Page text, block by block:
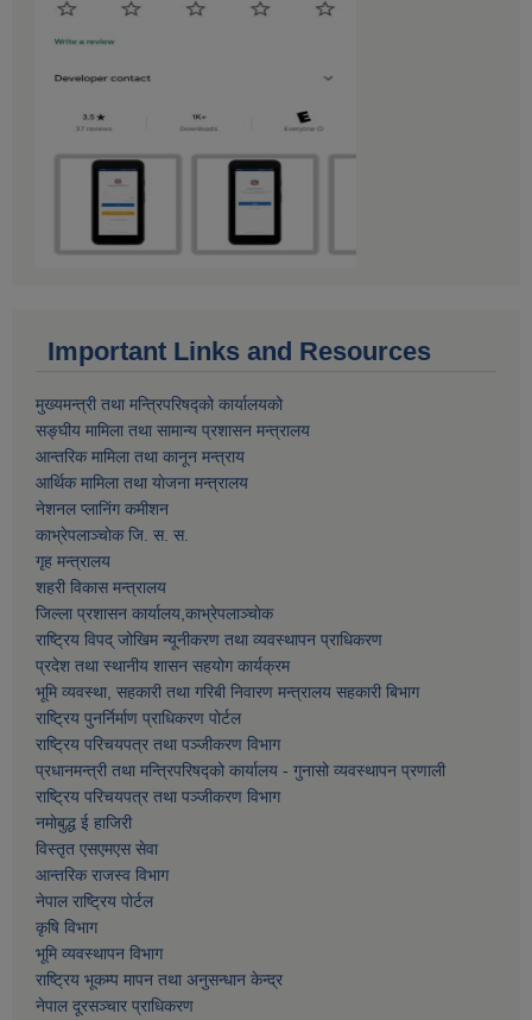
Important Links and Resources
मुख्यमन्त्री तथा मन्त्रिपरिषद्को कार्यालयको
सङ्घीय मामिला तथा सामान्य प्रशासन मन्त्रालय
आन्तरिक मामिला तथा कानून मन्त्राय
आर्थिक मामिला तथा याेजना मन्त्रालय
नेशनल प्लानिंग कमीशन
काभ्रेपलाञ्चाेक जि. स. स.
गृह मन्त्रालय
शहरी विकास मन्त्रालय
जिल्ला प्रशासन कार्यालय,काभ्रेपलाञ्चाेक
राष्ट्रिय विपद् जोखिम न्यूनीकरण तथा व्यवस्थापन प्राधिकरण
प्रदेश तथा स्थानीय शासन सहयोग कार्यक्रम
भूमि व्यवस्था, सहकारी तथा गरिबी निवारण मन्त्रालय सहकारी बिभाग
राष्ट्रिय पुनर्निर्माण प्राधिकरण पोर्टल
राष्ट्रिय परिचयपत्र तथा पञ्जीकरण विभाग
प्रधानमन्त्री तथा मन्त्रिपरिषद्को कार्यालय - गुनासो व्यवस्थापन प्रणाली
राष्ट्रिय परिचयपत्र तथा पञ्जीकरण विभाग
नमाेबुद्ध ई हाजिरी
विस्तृत एसएमएस सेवा
आन्तरिक राजस्व विभाग
नेपाल राष्ट्रिय पोर्टल
कृषि विभाग
भूमि व्यवस्थापन विभाग
राष्ट्रिय भूकम्प मापन तथा अनुसन्धान केन्द्र
नेपाल दूरसञ्चार प्राधिकरण